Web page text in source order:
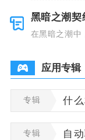
黑暗之潮契
在黑暗之潮中
应用专辑
专辑 什
专辑 自